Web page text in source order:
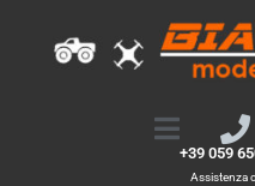
+39 059
Assistenza
Home Prodotti